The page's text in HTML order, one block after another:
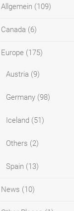
Allgemein (109)
Canada (6)
Europe (175)
Austria (9)
Germany (98)
Iceland (51)
Others (2)
Spain (13)
News (10)